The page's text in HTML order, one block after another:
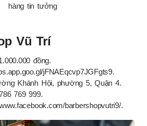
hàng tin tưởng
Vũ Trí
đồng.
jFNAEqcvp7JGFgts9.
Khánh Hội, phường 5, Quận 4.
769 999.
barbershopvutri9/.